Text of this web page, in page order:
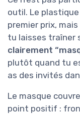
outil. Le
premier prix,
tu laisses traîner
clairement
plutôt quand tu
as des invités
Le masque
point positif :